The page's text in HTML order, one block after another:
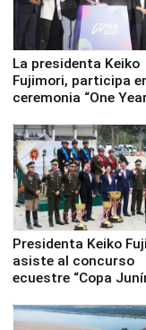
La presidenta Keiko
Fujimori, participa
ceremonia “One
Presidenta Keiko
asiste al concurso
ecuestre “Copa